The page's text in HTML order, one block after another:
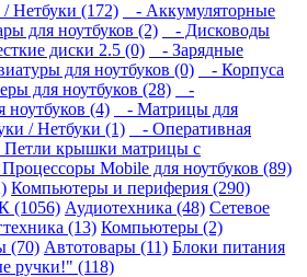
Нетбуки (172)
- Аккумуляторные
для ноутбуков (2)
- Дисководы
диски 2.5 (0)
- Зарядные
для ноутбуков (0)
- Корпуса
для ноутбуков (28)
-
ноутбуков (4)
- Матрицы для
/ Нетбуки (1)
- Оперативная
крышки матрицы с
Mobile для ноутбуков (89)
Компьютеры и периферия (290)
(1056) Аудиотехника (48) Сетевое
(13) Компьютеры (2)
(70) Автотовары (11) Блоки питания
ручки!" (118)